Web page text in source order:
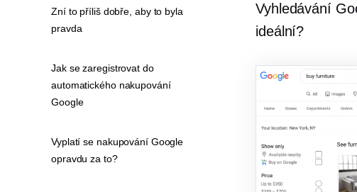
Vyhledávání
ideální?
Zní to příliš dobře, aby to byla
pravda
Jak se zaregistrovat do
automatického nakupování
Google
Vyplatí se nakupování Google
opravdu za to?